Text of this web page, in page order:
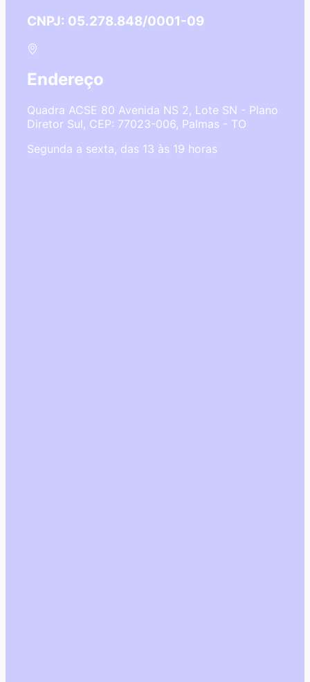
CNPJ: 05.278.848/0001-09
Endereço
Quadra ACSE 80 Avenida NS 2, Lote SN - Plano
Diretor Sul, CEP: 77023-006, Palmas - TO
Segunda a sexta, das 13 às 19 horas